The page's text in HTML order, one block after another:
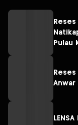
Pulau
Anwar